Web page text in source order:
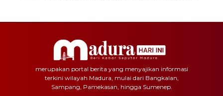
merupakan portal berita yang menyajikan informasi
terkini wilayah Madura, mulai dari Bangkalan,
Sampang, Pamekasan, hingga Sumenep.